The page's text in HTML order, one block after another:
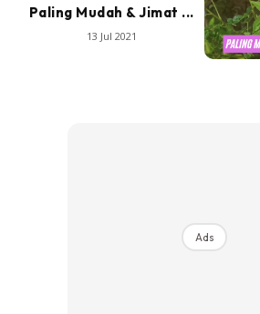
Paling Mudah & Jimat ...
13 Jul 2021
Ads